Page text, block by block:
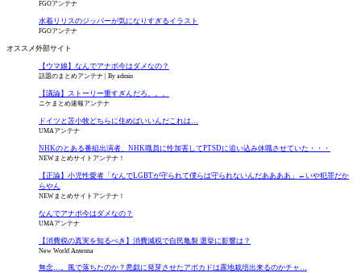
FGOアンテナ
水着リリスのジッパーが気になりすぎるイラスト
FGOアンテナ
オススメ外部サイト
【ウマ娘】なんでアナボ今はダメなの？
話題のまとめアンテナ By admin
【議論】ストーリー重すぎんだろ。。。
ニケまとめ速報アンテナ
ドイツと苫小牧どちらに住めばいいんだこれは…
UMAアンテナ
NHKのとある番組出演者、NHK職員に性加害してPTSDに追い込み休職させていた・・・
NEWまとめサイトアンテナ！
【正論】小児性愛者「なんでLGBTが守られて僕らは守られないんだああああ」←いや犯罪だか
らやん
NEWまとめサイトアンテナ！
なんでアナボ今はダメなの？
UMAアンテナ
【消費税の真実を知るべき】消費減税で自民亀裂 選挙に影響は？
New World Antenna
無念…。風で落ちたのか？悪戯に発芽させたアボカドは露地栽培出来るのかチャ…